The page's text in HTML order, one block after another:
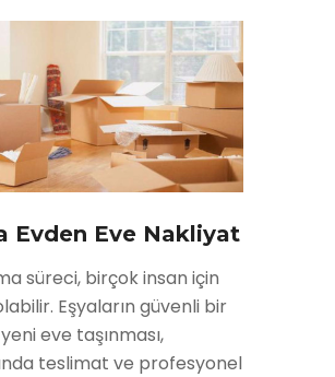
Evden Eve Nakliyat
süreci, birçok insan için
Eşyaların güvenli bir
eve taşınması,
teslimat ve profesyonel